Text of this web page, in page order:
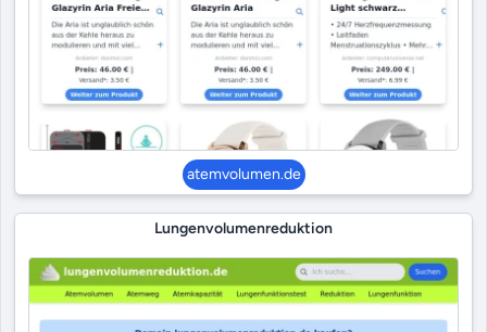
atemvolumen.de
Lungenvolumenreduktion